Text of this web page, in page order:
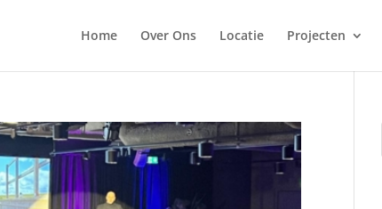
Home Over Ons Locatie Projecten